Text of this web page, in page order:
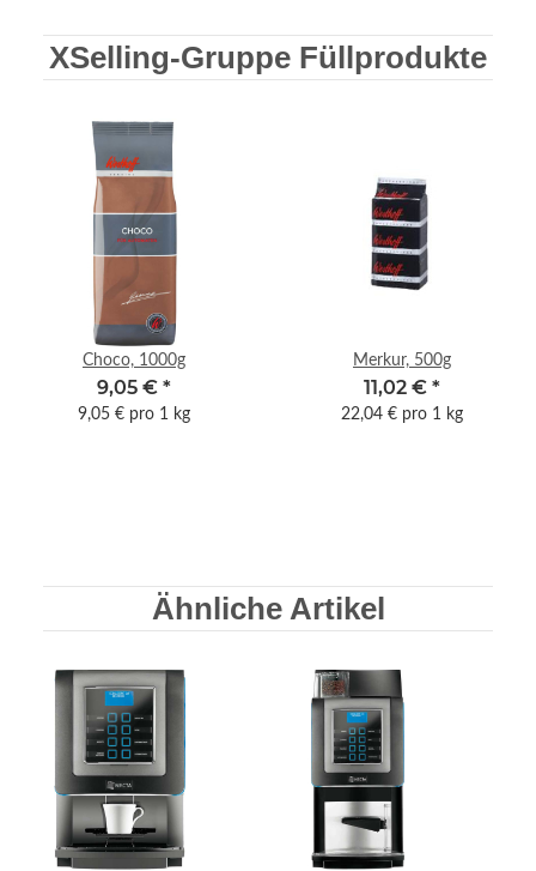
XSelling-Gruppe Füllprodukte
Choco, 1000g
9,05 € *
9,05 € pro 1 kg
Merkur, 500g
11,02 € *
22,04 € pro 1 kg
Ähnliche Artikel